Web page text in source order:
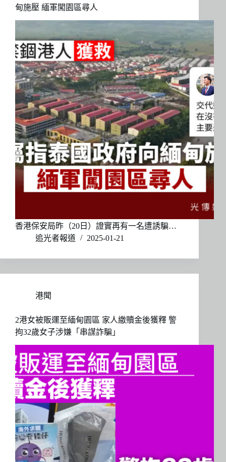
甸施壓 緬軍闖園區尋人
香港保安局昨（20日）證實再有一名遭誘騙…
追光者報道
2025-01-21
港聞
2港女被販運至緬甸園區 家人繳贖金後獲釋 警
拘32歲女子涉嫌「串謀詐騙」